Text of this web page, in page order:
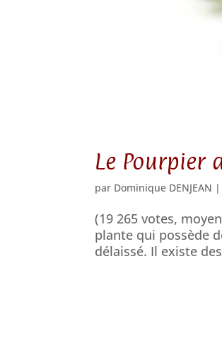
Le Pourpier
par Dominique DENJEAN |
(19 265 votes,
plante qui possède
délaissé. Il existe